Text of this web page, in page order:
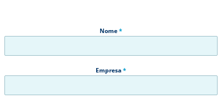
Nome*
Empresa*